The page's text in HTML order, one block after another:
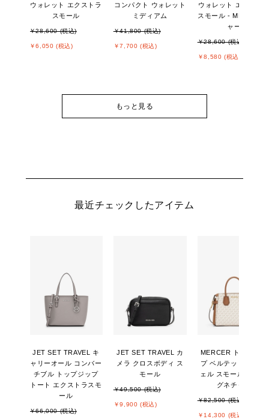
ウォレット エクストラ
スモール
￥28,600 (税込)
￥6,050 (税込)
コンパクト ウォレット
ミディアム
￥41,800 (税込)
￥7,700 (税込)
ウォレット エクスト
スモール - MKシグネ
ャー
￥28,600 (税込)
￥8,580 (税込)
もっと見る
最近チェックしたアイテム
JET SET TRAVEL キ
ャリーオール コンバー
チブル トップジップ
トート エクストラスモ
ール
￥66,000 (税込)
JET SET TRAVEL カ
メラ クロスボディ ス
モール
￥49,500 (税込)
￥9,900 (税込)
MERCER トップジッ
プ ベルテッド サッチ
ェル スモール - MKシ
グネチャー
￥82,500 (税込)
￥14,300 (税込)